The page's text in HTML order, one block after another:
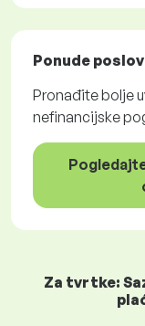
Ponude
Pronađite bolje
nefinancijske
Za tvrtke: